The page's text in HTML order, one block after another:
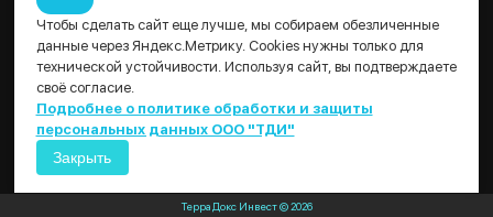
ДОКУМЕНТЫ
Политика обработки и защиты персональных данных ООО "ТДИ"
Пользовательское соглашение
Результаты СОУТ
Терра Докс Инвест © 2026
Чтобы сделать сайт еще лучше, мы собираем обезличенные
данные через Яндекс.Метрику. Cookies нужны только для
технической устойчивости. Используя сайт, вы подтверждаете
своё согласие.
Подробнее о политике обработки и защиты
персональных данных ООО "ТДИ"
Закрыть